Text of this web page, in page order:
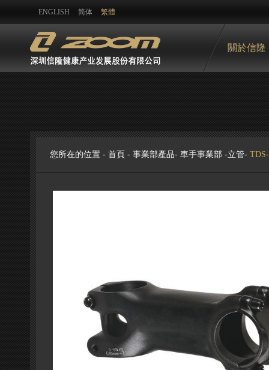
ENGLISH 简体 繁體
關於信隆
您所在的位置 - 首頁 - 事業部產品- 車手事業部 -立管-